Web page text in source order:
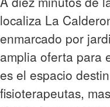
enmarcado por
amplia oferta para
es el espacio
fisioterapeutas,
cliente los
pasan